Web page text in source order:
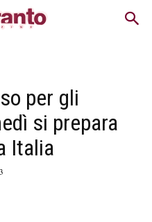
per gli
si prepara
Italia